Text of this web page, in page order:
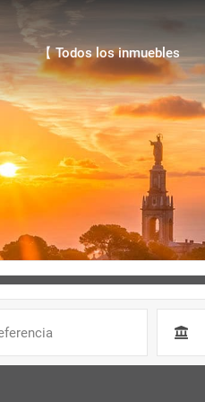
【 Todos los inmuebles
【 Todos los inmuebles